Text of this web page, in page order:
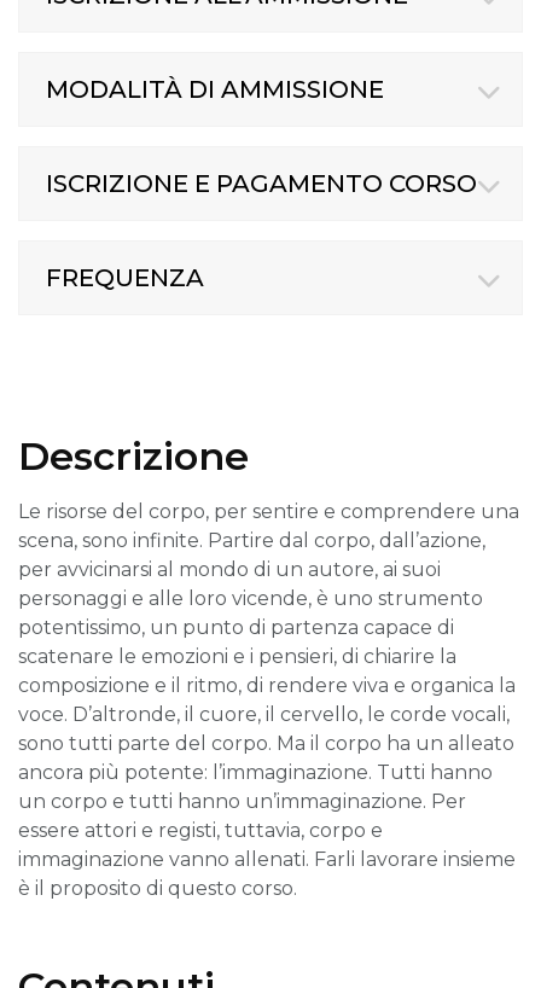
MODALITÀ DI AMMISSIONE
ISCRIZIONE E PAGAMENTO CORSO
FREQUENZA
Descrizione
Le risorse del corpo, per sentire e comprendere una
scena, sono infinite. Partire dal corpo, dall’azione,
per avvicinarsi al mondo di un autore, ai suoi
personaggi e alle loro vicende, è uno strumento
potentissimo, un punto di partenza capace di
scatenare le emozioni e i pensieri, di chiarire la
composizione e il ritmo, di rendere viva e organica la
voce. D’altronde, il cuore, il cervello, le corde vocali,
sono tutti parte del corpo. Ma il corpo ha un alleato
ancora più potente: l’immaginazione. Tutti hanno
un corpo e tutti hanno un’immaginazione. Per
essere attori e registi, tuttavia, corpo e
immaginazione vanno allenati. Farli lavorare insieme
è il proposito di questo corso.